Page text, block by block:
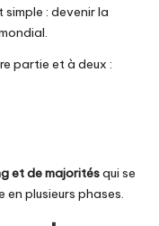
: devenir la
partie et à deux :
et de majoritésqui se
en plusieurs phases.